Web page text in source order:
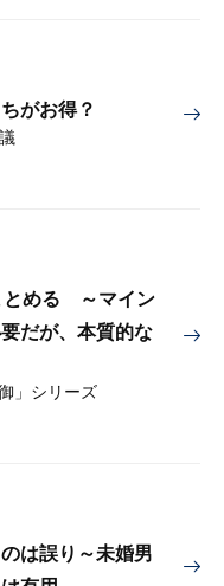
がお得？
とめる ～マイン
だが、本質的な
」シリーズ
は誤り～未婚男